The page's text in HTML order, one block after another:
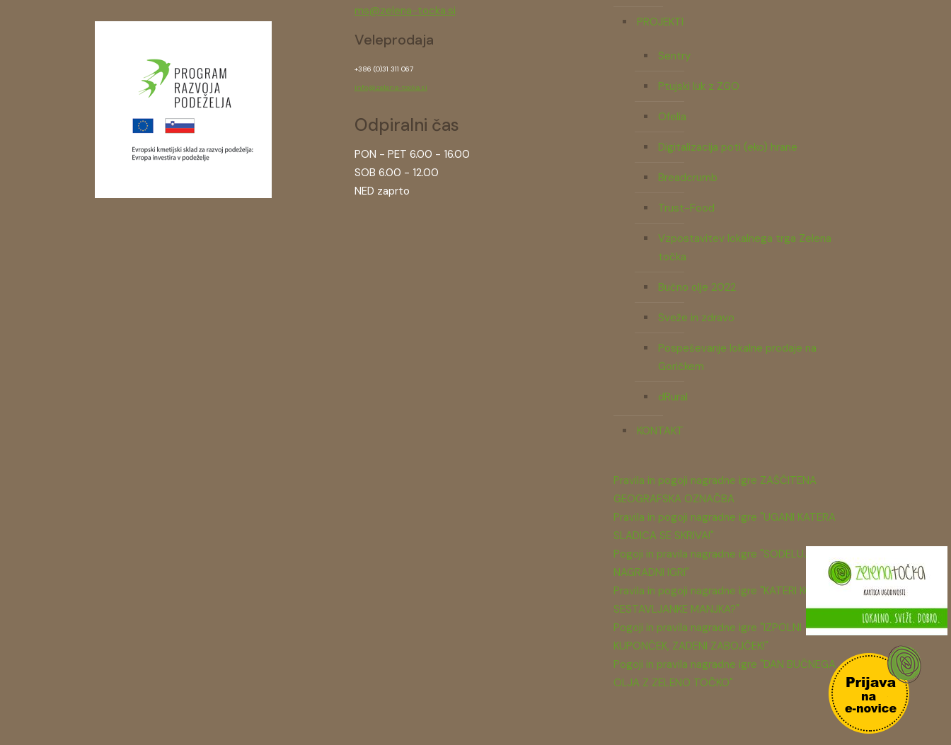
ms@zelena-tocka.si
Veleprodaja
+386 (0)31 311 067
info@zelena-tocka.si
Odpiralni čas
PON - PET 6.00 - 16.00
SOB 6.00 - 12.00
NED zaprto
PROJEKTI
Sentry
Ptujski lük z ZGO
Ofelia
Digitalizacija poti (eko) hrane
Breadcrumb
Trust-Food
Vzpostavitev lokalnega trga Zelena
točka
Bučno olje 2022
Sveže in zdravo
Pospeševanje lokalne prodaje na
Goričkem
dRural
KONTAKT
Pravila in pogoji nagradne igre ZAŠČITENA
GEOGRAFSKA OZNAČBA
Pravila in pogoji nagradne igre "UGANI KATERA
SLADICA SE SKRIVA!"
Pogoji in pravila nagradne igre "SODELUJ V
NAGRADNI IGRI"
Pravila in pogoji nagradne igre "KATERI KOS
SESTAVLJANKE MANJKA?"
Pogoji in pravila nagradne igre "IZPOLNI
KUPONČEK, ZADENI ZABOJČEK!"
Pogoji in pravila nagradne igre "DAN BUČNEGA
OLJA Z ZELENO TOČKO"